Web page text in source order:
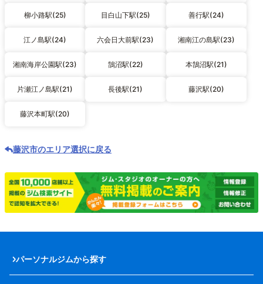
柳小路駅(25) 目白山下駅(25) 善行駅(24)
江ノ島駅(24) 六会日大前駅(23) 湘南江の島駅(23)
湘南海岸公園駅(23) 鵠沼駅(22) 本鵠沼駅(21)
片瀬江ノ島駅(21) 長後駅(21) 藤沢駅(20)
藤沢本町駅(20)
藤沢市のエリア選択に戻る
パーソナルジムから探す